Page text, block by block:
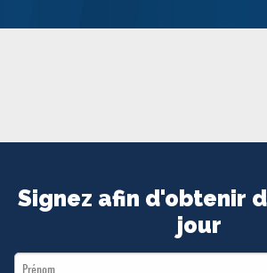
Signez afin d'obtenir
jour
First